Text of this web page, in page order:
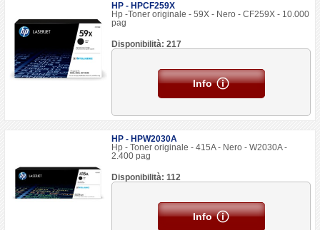
HP - HPCF259X
Hp -Toner originale - 59X - Nero - CF259X - 10.000
pag
Disponibilità: 217
Info
HP - HPW2030A
Hp - Toner originale - 415A - Nero - W2030A -
2.400 pag
Disponibilità: 112
Info